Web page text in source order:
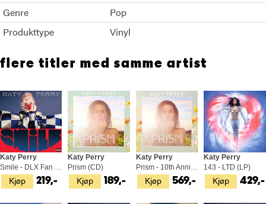
Genre
Pop
Produkttype
Vinyl
flere titler med samme artist
Kjøp
Katy Perry
Smile - DLX Fan Edition (CD)
219,- Kjøp
Katy Perry
Prism (CD)
189,- Kjøp
Katy Perry
Prism - 10th Anniversary Edition (2LP)
569,- Kjøp
Katy Perry
143 - LTD (LP)
429,-